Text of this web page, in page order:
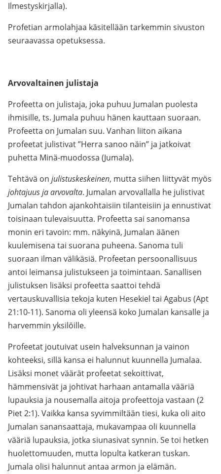
Ilmestyskirjalla).
Profetian armolahjaa käsitellään tarkemmin sivuston
seuraavassa opetuksessa.
Arvovaltainen julistaja
Profeetta on julistaja, joka puhuu Jumalan puolesta
ihmisille, ts. Jumala puhuu hänen kauttaan suoraan.
Profeetta on Jumalan suu. Vanhan liiton aikana
profeetat julistivat ”Herra sanoo näin” ja jatkoivat
puhetta Minä-muodossa (Jumala).
Tehtävä on julistuskeskeinen, mutta siihen liittyvät myös
johtajuus ja arvovalta. Jumalan arvovallalla he julistivat
Jumalan tahdon ajankohtaisiin tilanteisiin ja ennustivat
toisinaan tulevaisuutta. Profeetta sai sanomansa
monin eri tavoin: mm. näkyinä, Jumalan äänen
kuulemisena tai suorana puheena. Sanoma tuli
suoraan ilman välikäsiä. Profeetan persoonallisuus
antoi leimansa julistukseen ja toimintaan. Sanallisen
julistuksen lisäksi profeetta saattoi tehdä
vertauskuvallisia tekoja kuten Hesekiel tai Agabus (Apt
21:10-11). Sanoma oli yleensä koko Jumalan kansalle ja
harvemmin yksilöille.
Profeetat joutuivat usein halveksunnan ja vainon
kohteeksi, sillä kansa ei halunnut kuunnella Jumalaa.
Lisäksi monet väärät profeetat sekoittivat,
hämmensivät ja johtivat harhaan antamalla vääriä
lupauksia ja nousemalla aitoja profeettoja vastaan (2
Piet 2:1). Vaikka kansa syvimmiltään tiesi, kuka oli aito
Jumalan sanansaattaja, mukavampaa oli kuunnella
vääriä lupauksia, jotka siunasivat synnin. Se toi hetken
huolettomuuden, mutta lopulta katkeran tuskan.
Jumala olisi halunnut antaa armon ja elämän.